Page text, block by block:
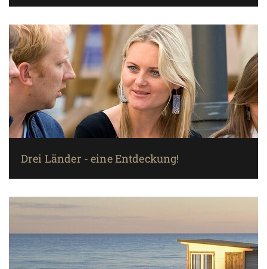
Drei Länder - eine Entdeckung!